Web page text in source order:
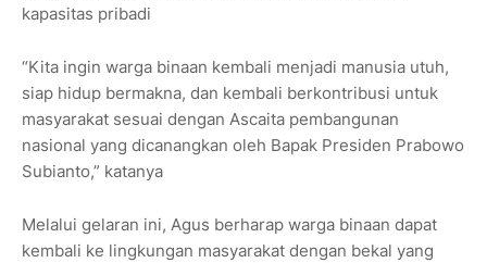
kapasitas pribadi
“Kita ingin warga binaan kembali menjadi manusia utuh,
siap hidup bermakna, dan kembali berkontribusi untuk
masyarakat sesuai dengan Ascaita pembangunan
nasional yang dicanangkan oleh Bapak Presiden Prabowo
Subianto,” katanya
Melalui gelaran ini, Agus berharap warga binaan dapat
kembali ke lingkungan masyarakat dengan bekal yang